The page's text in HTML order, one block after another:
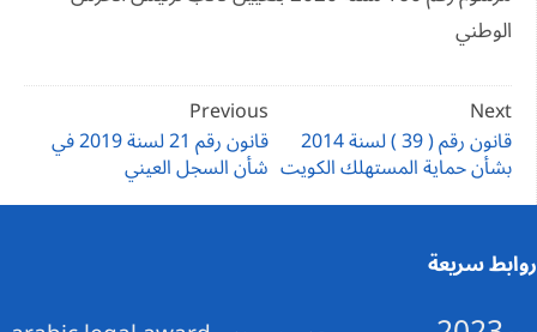
الوطني
تصفّح
المقالات
Previous
قانون رقم 21 لسنة 2019 في
شأن السجل العيني
Next
قانون رقم ( 39 ) لسنة 2014
بشأن حماية المستهلك الكويت
روابط سريعة